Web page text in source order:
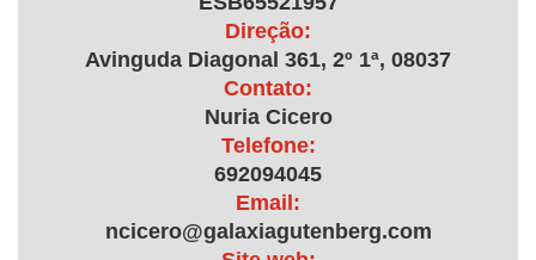
Direção:
Avinguda Diagonal 361, 2º 1ª, 08037
Contato:
Nuria Cicero
Telefone:
692094045
Email:
ncicero@galaxiagutenberg.com